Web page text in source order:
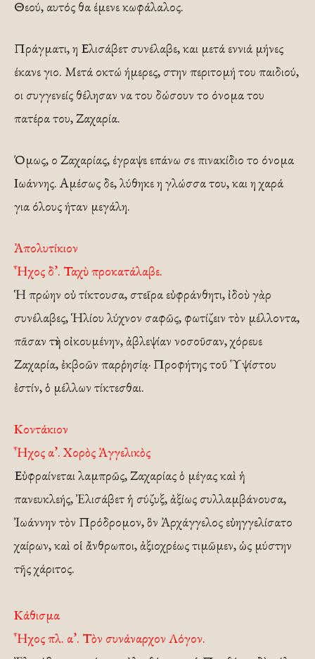
Θεού, αυτός θα έμενε κωφάλαλος.
Πράγματι, η Ελισάβετ συνέλαβε, και μετά εννιά μήνες
έκανε γιο. Μετά οκτώ ήμερες, στην περιτομή του παιδιού,
οι συγγενείς θέλησαν να του δώσουν το όνομα του
πατέρα του, Ζαχαρία.
Όμως, ο Ζαχαρίας, έγραψε επάνω σε πινακίδιο το όνομα
Ιωάννης. Αμέσως δε, λύθηκε η γλώσσα του, και η χαρά
για όλους ήταν μεγάλη.
Ἀπολυτίκιον
Ἦχος δ’. Ταχὺ προκατάλαβε.
Ἡ πρώην οὐ τίκτουσα, στεῖρα εὐφράνθητι, ἰδοὺ γὰρ
συνέλαβες, Ἡλίου λύχνον σαφῶς, φωτίζειν τὸν μέλλοντα,
πᾶσαν τὴν οἰκουμένην, ἀβλεψίαν νοσοῦσαν, χόρευε
Ζαχαρία, ἐκβοῶν παρῥησίᾳ· Προφήτης τοῦ Ὑψίστου
ἐστίν, ὁ μέλλων τίκτεσθαι.
Κοντάκιον
Ἦχος α’. Χορὸς Ἀγγελικὸς
Εὐφραίνεται λαμπρῶς, Ζαχαρίας ὁ μέγας καὶ ἡ
πανευκλεής, Ἐλισάβετ ἡ σύζυξ, ἀξίως συλλαμβάνουσα,
Ἰωάννην τὸν Πρόδρομον, ὃν Ἀρχάγγελος εὐηγγελίσατο
χαίρων, καὶ οἱ ἄνθρωποι, ἀξιοχρέως τιμῶμεν, ὡς μύστην
τῆς χάριτος.
Κάθισμα
Ἦχος πλ. α’. Τὸν συνάναρχον Λόγον.